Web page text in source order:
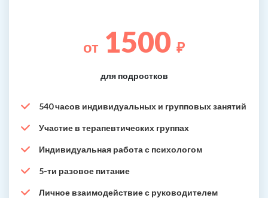
от 1500 ₽
для подростков
540 часов индивидуальных и групповых занятий
Участие в терапевтических группах
Индивидуальная работа с психологом
5-ти разовое питание
Личное взаимодействие с руководителем